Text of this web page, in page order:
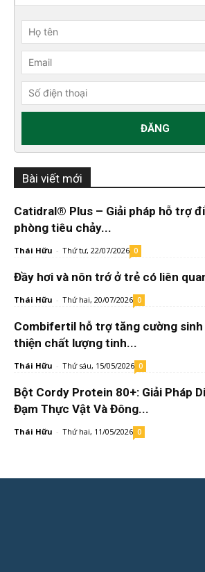
Bài viết mới
Catidral® Plus – Giải pháp hỗ trợ
phòng tiêu chảy...
Thái Hữu - Thứ tư, 22/07/2026 0
Đầy hơi và nôn trớ ở trẻ có liên
Thái Hữu - Thứ hai, 20/07/2026 0
Combifertil hỗ trợ tăng cường sinh
thiện chất lượng tinh...
Thái Hữu - Thứ sáu, 15/05/2026 0
Bột Cordy Protein 80+: Giải Pháp
Đạm Thực Vật Và Đông...
Thái Hữu - Thứ hai, 11/05/2026 0